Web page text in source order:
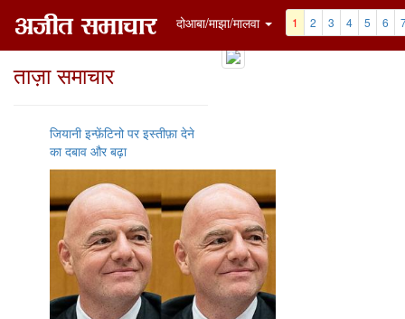
दोआबा/माझा/मालवा 1 2 3 4 5 6
ताज़ा समाचार
जियानी इन्फ़ेंटिनो पर इस्तीफ़ा देने
का दबाव और बढ़ा